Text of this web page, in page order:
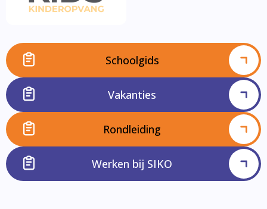
Schoolgids
Vakanties
Rondleiding
Werken bij SIKO